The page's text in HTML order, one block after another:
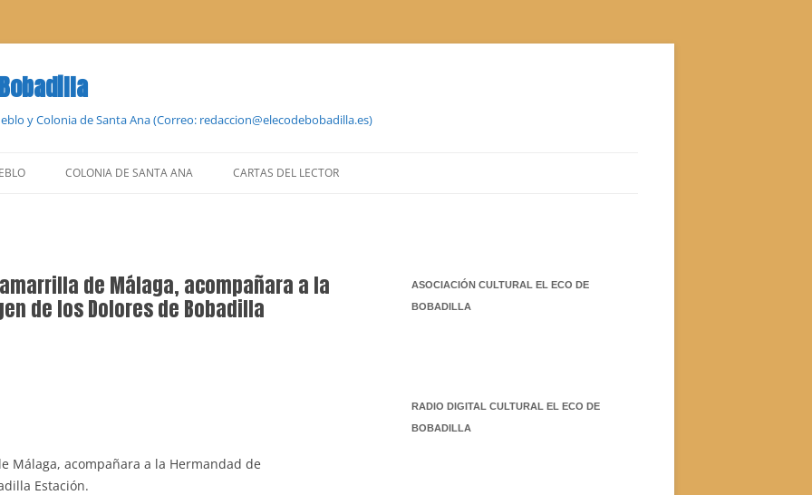
y Colonia de Santa Ana (Correo: redaccion@elecodebobadilla.es)
COLONIA DE SANTA ANA CARTAS DEL LECTOR
de Málaga, acompañara a la
de los Dolores de Bobadilla
Málaga, acompañara a la Hermandad de
Estación.
ASOCIACIÓN CULTURAL EL ECO DE
BOBADILLA
RADIO DIGITAL CULTURAL EL ECO DE
BOBADILLA